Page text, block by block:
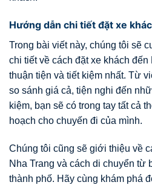
Hướng dẫn chi tiết đặt xe
Trong bài viết này, chúng tôi sẽ
chi tiết về cách đặt xe khách đến
thuận tiện và tiết kiệm nhất. Từ
so sánh giá cả, tiện nghi đến
kiệm, bạn sẽ có trong tay tất cả
hoạch cho chuyến đi của mình.
Chúng tôi cũng sẽ giới thiệu về
Nha Trang và cách di chuyển từ
thành phố. Hãy cùng khám phá